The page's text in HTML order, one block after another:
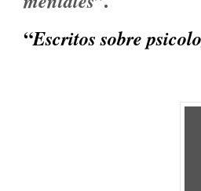
“Escritos sobre